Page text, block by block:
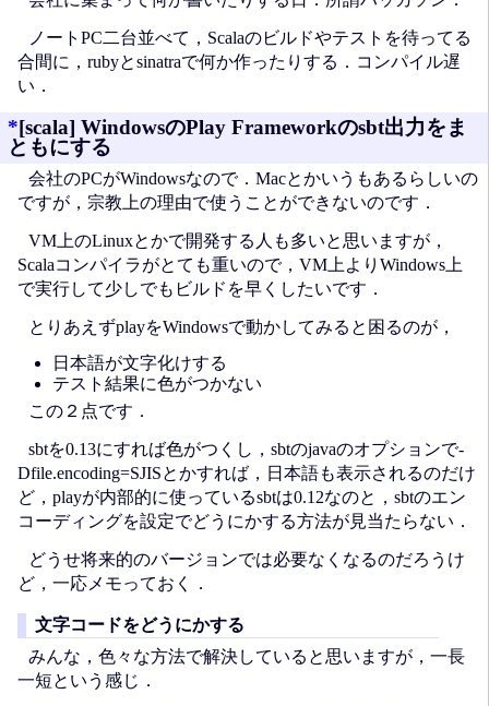
ノートPC二台並べて，Scalaのビルドやテストを待ってる
合間に，rubyとsinatraで何か作ったりする．コンパイル遅
い．
*[scala] WindowsのPlay Frameworkのsbt出力をま
ともにする
会社のPCがWindowsなので．Macとかいうもあるらしいの
ですが，宗教上の理由で使うことができないのです．
VM上のLinuxとかで開発する人も多いと思いますが，
Scalaコンパイラがとても重いので，VM上よりWindows上
で実行して少しでもビルドを早くしたいです．
とりあえずplayをWindowsで動かしてみると困るのが，
日本語が文字化けする
テスト結果に色がつかない
この２点です．
sbtを0.13にすれば色がつくし，sbtのjavaのオプションで-
Dfile.encoding=SJISとかすれば，日本語も表示されるのだけ
ど，playが内部的に使っているsbtは0.12なのと，sbtのエン
コーディングを設定でどうにかする方法が見当たらない．
どうせ将来的のバージョンでは必要なくなるのだろうけ
ど，一応メモっておく．
文字コードをどうにかする
みんな，色々な方法で解決していると思いますが，一長
一短という感じ．